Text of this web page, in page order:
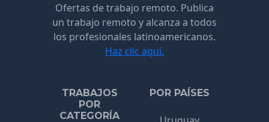
Ofertas de trabajo remoto. Publica
un trabajo remoto y alcanza a todos
los profesionales latinoamericanos.
Haz clic aquí.
TRABAJOS
POR
CATEGORÍA
POR PAÍSES